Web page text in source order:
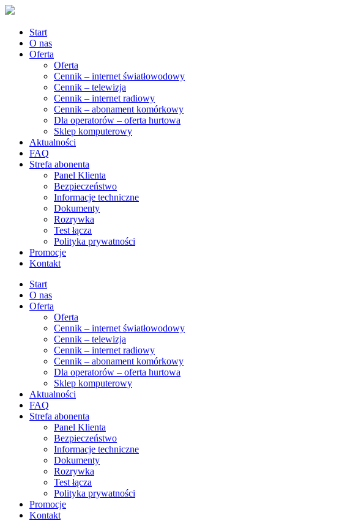
Start
O nas
Oferta
Oferta
Cennik – internet światłowodowy
Cennik – telewizja
Cennik – internet radiowy
Cennik – abonament komórkowy
Dla operatorów – oferta hurtowa
Sklep komputerowy
Aktualności
FAQ
Strefa abonenta
Panel Klienta
Bezpieczeństwo
Informacje techniczne
Dokumenty
Rozrywka
Test łącza
Polityka prywatności
Promocje
Kontakt
Start
O nas
Oferta
Oferta
Cennik – internet światłowodowy
Cennik – telewizja
Cennik – internet radiowy
Cennik – abonament komórkowy
Dla operatorów – oferta hurtowa
Sklep komputerowy
Aktualności
FAQ
Strefa abonenta
Panel Klienta
Bezpieczeństwo
Informacje techniczne
Dokumenty
Rozrywka
Test łącza
Polityka prywatności
Promocje
Kontakt